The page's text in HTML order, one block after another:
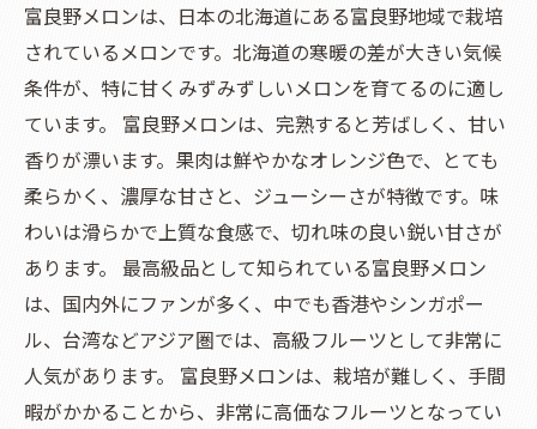
富良野メロンは、日本の北海道にある富良野地域で栽培
されているメロンです。北海道の寒暖の差が大きい気候
条件が、特に甘くみずみずしいメロンを育てるのに適し
ています。 富良野メロンは、完熟すると芳ばしく、甘い
香りが漂います。果肉は鮮やかなオレンジ色で、とても
柔らかく、濃厚な甘さと、ジューシーさが特徴です。味
わいは滑らかで上質な食感で、切れ味の良い鋭い甘さが
あります。 最高級品として知られている富良野メロン
は、国内外にファンが多く、中でも香港やシンガポー
ル、台湾などアジア圏では、高級フルーツとして非常に
人気があります。 富良野メロンは、栽培が難しく、手間
暇がかかることから、非常に高価なフルーツとなってい